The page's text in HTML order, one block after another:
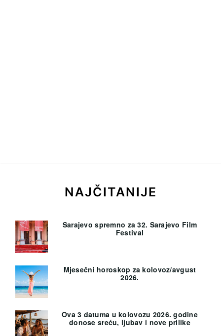
NAJČITANIJE
Sarajevo spremno za 32. Sarajevo Film
Festival
Mjesečni horoskop za kolovoz/avgust
2026.
Ova 3 datuma u kolovozu 2026. godine
donose sreću, ljubav i nove prilike